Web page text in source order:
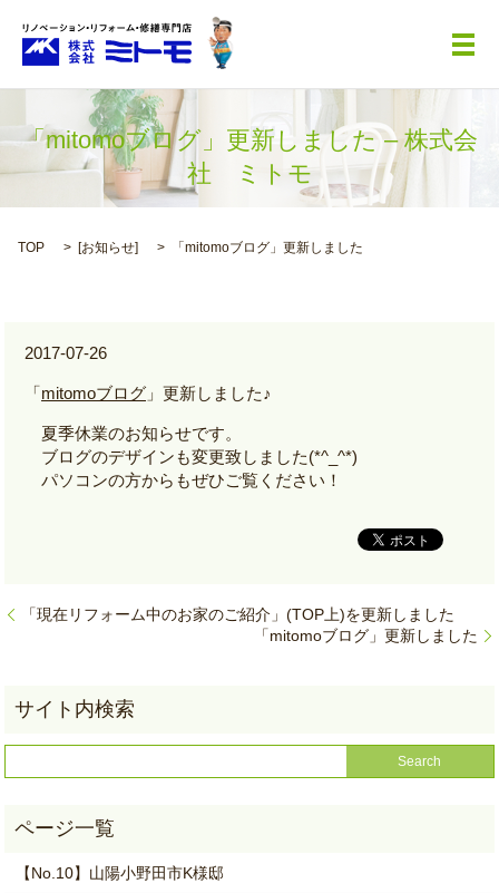
メ
「mitomoブログ」更新しました – 株式会
社 ミトモ
TOP [お知らせ] 「mitomoブログ」更新しました
2017-07-26
「mitomoブログ 」更新しました♪
夏季休業のお知らせです。
ブログのデザインも変更致しました(*^_^*)
パソコンの方からもぜひご覧ください！
「現在リフォーム中のお家のご紹介」(TOP上)を更新しました
「mitomoブログ」更新しました
【No.10】山陽小野田市K様邸